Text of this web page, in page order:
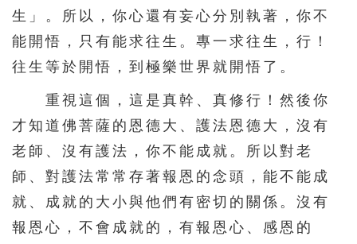
生」。所以，你心還有妄心分別執著，你不
能開悟，只有能求往生。專一求往生，行！
往生等於開悟，到極樂世界就開悟了。
重視這個，這是真幹、真修行！然後你
才知道佛菩薩的恩德大、護法恩德大，沒有
老師、沒有護法，你不能成就。所以對老
師、對護法常常存著報恩的念頭，能不能成
就、成就的大小與他們有密切的關係。沒有
報恩心，不會成就的，有報恩心、感恩的